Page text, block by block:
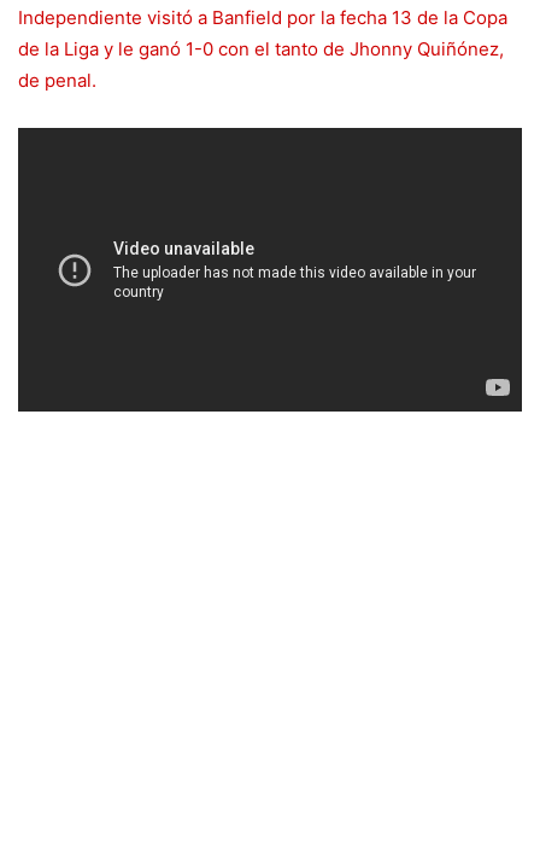
Independiente visitó a Banfield por la fecha 13 de la Copa
de la Liga y le ganó 1-0 con el tanto de Jhonny Quiñónez,
de penal.